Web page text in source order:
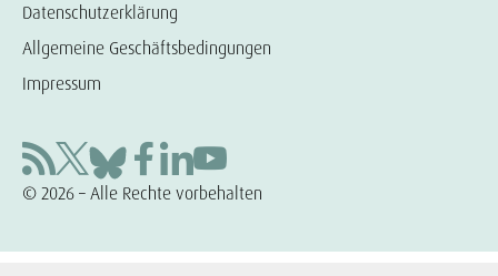
Datenschutzerklärung
Allgemeine Geschäftsbedingungen
Impressum
© 2026 – Alle Rechte vorbehalten